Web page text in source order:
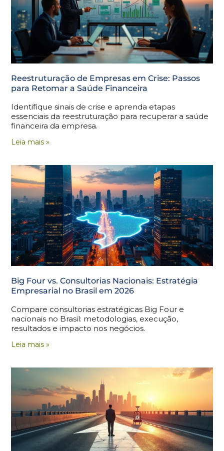
Reestruturação de Empresas em Crise: Passos
para Retomar a Saúde Financeira
Identifique sinais de crise e aprenda etapas
essenciais da reestruturação para recuperar a saúde
financeira da empresa.
Leia mais »
Big Four vs. Consultorias Nacionais: Estratégia
Empresarial no Brasil em 2026
Compare consultorias estratégicas Big Four e
nacionais no Brasil: metodologias, execução,
resultados e impacto nos negócios.
Leia mais »